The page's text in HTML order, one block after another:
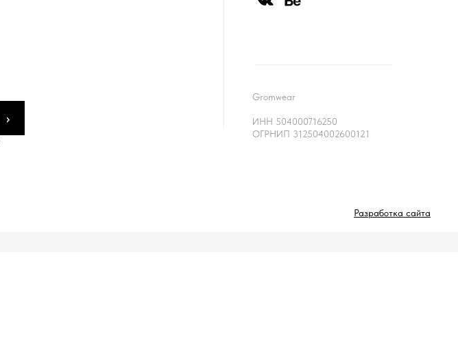
Gromwear
ИНН 504000716250
ОГРНИП 312504002600121
Разработка сайта
›